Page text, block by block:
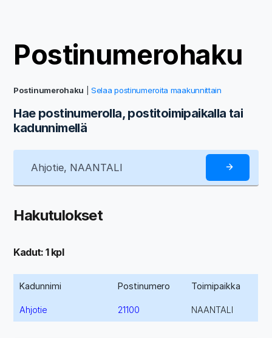
Postinumerohaku
Postinumerohaku |Selaa postinumeroita maakunnittain
Hae postinumerolla, postitoimipaikalla tai
kadunnimellä
Hakutulokset
Kadut: 1 kpl
Kadunnimi Postinumero Toimipaikka
Ahjotie 21100 NAANTALI